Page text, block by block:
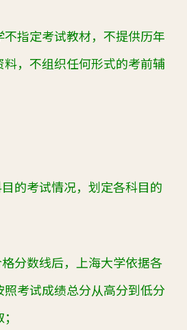
不指定考试教材，不提供历年
，不组织任何形式的考前辅
的考试情况，划定各科目的
分数线后， 上海大学依据各
考试成绩总分从高分到低分